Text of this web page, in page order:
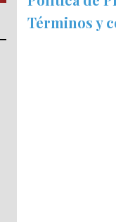
Términos y